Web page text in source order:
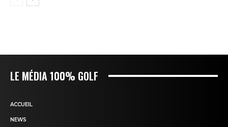
LE MÉDIA 100% GOLF
ACCUEIL
NEWS